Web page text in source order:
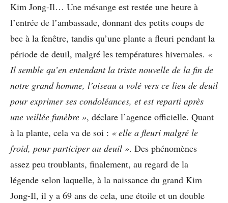
Kim Jong-Il… Une mésange est restée une heure à
l’entrée de l’ambassade, donnant des petits coups de
bec à la fenêtre, tandis qu’une plante a fleuri pendant la
période de deuil, malgré les températures hivernales. «
Il semble qu’en entendant la triste nouvelle de la fin de
notre grand homme, l’oiseau a volé vers ce lieu de deuil
pour exprimer ses condoléances, et est reparti après
une veillée funèbre », déclare l’agence officielle. Quant
à la plante, cela va de soi : « elle a fleuri malgré le
froid, pour participer au deuil ». Des phénomènes
assez peu troublants, finalement, au regard de la
légende selon laquelle, à la naissance du grand Kim
Jong-Il, il y a 69 ans de cela, une étoile et un double